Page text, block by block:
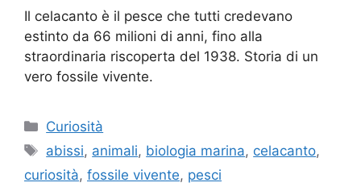
Il celacanto è il pesce che tutti credevano
estinto da 66 milioni di anni, fino alla
straordinaria riscoperta del 1938. Storia di un
vero fossile vivente.
Categorie
Curiosità
Tag
abissi, animali, biologia marina, celacanto,
curiosità, fossile vivente, pesci